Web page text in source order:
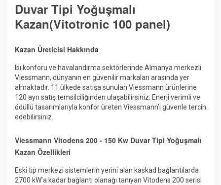
Duvar Tipi Yoğuşmalı
Kazan(Vitotronic 100 panel)
Kazan Üreticisi Hakkında
Isı konforu ve havalandırma sektörlerinde Almanya merkezli
Viessmann, dünyanın en güvenilir markaları arasında yer
almaktadır. 11 ülkede satışa sunulan Viessmann ürünlerine
120 ayrı satış temsilciliğinden ulaşabilirsiniz. Enerji verimli ve
ödüllü tasarımlarıyla konfor üreten Viessmann’ı güvenle tercih
edebilirsiniz.
Viessmann Vitodens 200 - 150 Kw Duvar Tipi Yoğuşmalı
Kazan Özellikleri
Eski tip merkezi sistemlerin yerini alan kaskad bağlantılarda
2700 kW’a kadar bağlantı olanağı tanıyan Vitodens 200 serisi